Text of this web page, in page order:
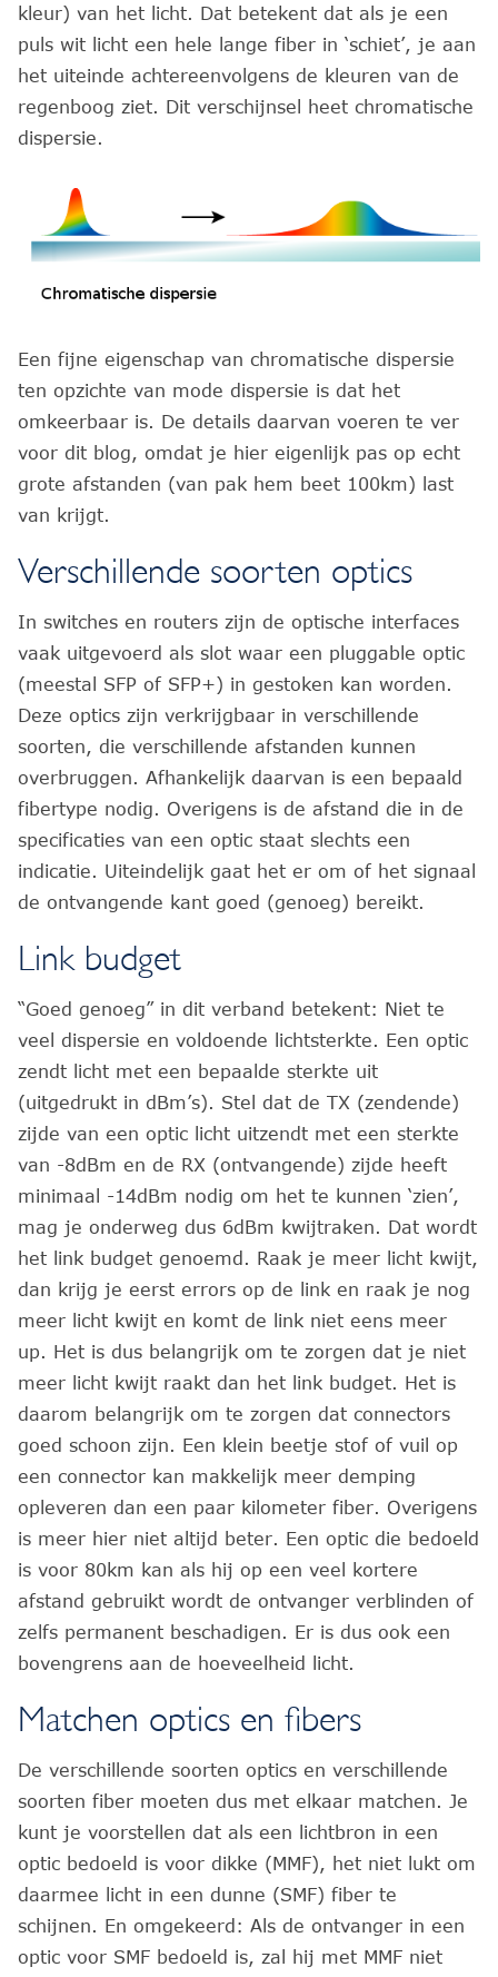
kleur) van het licht. Dat betekent dat als je een
puls wit licht een hele lange fiber in ‘schiet’, je aan
het uiteinde achtereenvolgens de kleuren van de
regenboog ziet. Dit verschijnsel heet chromatische
dispersie.
Een fijne eigenschap van chromatische dispersie
ten opzichte van mode dispersie is dat het
omkeerbaar is. De details daarvan voeren te ver
voor dit blog, omdat je hier eigenlijk pas op echt
grote afstanden (van pak hem beet 100km) last
van krijgt.
Verschillende soorten optics
In switches en routers zijn de optische interfaces
vaak uitgevoerd als slot waar een pluggable optic
(meestal SFP of SFP+) in gestoken kan worden.
Deze optics zijn verkrijgbaar in verschillende
soorten, die verschillende afstanden kunnen
overbruggen. Afhankelijk daarvan is een bepaald
fibertype nodig. Overigens is de afstand die in de
specificaties van een optic staat slechts een
indicatie. Uiteindelijk gaat het er om of het signaal
de ontvangende kant goed (genoeg) bereikt.
Link budget
“Goed genoeg” in dit verband betekent: Niet te
veel dispersie en voldoende lichtsterkte. Een optic
zendt licht met een bepaalde sterkte uit
(uitgedrukt in dBm’s). Stel dat de TX (zendende)
zijde van een optic licht uitzendt met een sterkte
van -8dBm en de RX (ontvangende) zijde heeft
minimaal -14dBm nodig om het te kunnen ‘zien’,
mag je onderweg dus 6dBm kwijtraken. Dat wordt
het link budget genoemd. Raak je meer licht kwijt,
dan krijg je eerst errors op de link en raak je nog
meer licht kwijt en komt de link niet eens meer
up. Het is dus belangrijk om te zorgen dat je niet
meer licht kwijt raakt dan het link budget. Het is
daarom belangrijk om te zorgen dat connectors
goed schoon zijn. Een klein beetje stof of vuil op
een connector kan makkelijk meer demping
opleveren dan een paar kilometer fiber. Overigens
is meer hier niet altijd beter. Een optic die bedoeld
is voor 80km kan als hij op een veel kortere
afstand gebruikt wordt de ontvanger verblinden of
zelfs permanent beschadigen. Er is dus ook een
bovengrens aan de hoeveelheid licht.
Matchen optics en fibers
De verschillende soorten optics en verschillende
soorten fiber moeten dus met elkaar matchen. Je
kunt je voorstellen dat als een lichtbron in een
optic bedoeld is voor dikke (MMF), het niet lukt om
daarmee licht in een dunne (SMF) fiber te
schijnen. En omgekeerd: Als de ontvanger in een
optic voor SMF bedoeld is, zal hij met MMF niet